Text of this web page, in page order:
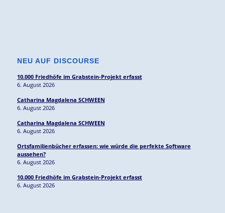
NEU AUF DISCOURSE
10.000 Friedhöfe im Grabstein-Projekt erfasst
6. August 2026
Catharina Magdalena SCHWEEN
6. August 2026
Catharina Magdalena SCHWEEN
6. August 2026
Ortsfamilienbücher erfassen: wie würde die perfekte Software
aussehen?
6. August 2026
10.000 Friedhöfe im Grabstein-Projekt erfasst
6. August 2026